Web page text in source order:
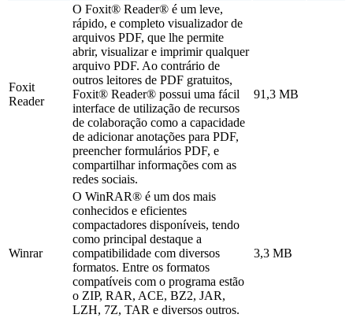
Foxit
Reader
O Foxit® Reader® é um leve,
rápido, e completo visualizador de
arquivos PDF, que lhe permite
abrir, visualizar e imprimir qualquer
arquivo PDF. Ao contrário de
outros leitores de PDF gratuitos,
Foxit® Reader® possui uma fácil
interface de utilização de recursos
de colaboração como a capacidade
de adicionar anotações para PDF,
preencher formulários PDF, e
compartilhar informações com as
redes sociais.
91,3 MB
Winrar
O WinRAR® é um dos mais
conhecidos e eficientes
compactadores disponíveis, tendo
como principal destaque a
compatibilidade com diversos
formatos. Entre os formatos
compatíveis com o programa estão
o ZIP, RAR, ACE, BZ2, JAR,
LZH, 7Z, TAR e diversos outros.
3,3 MB